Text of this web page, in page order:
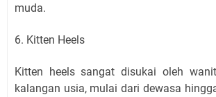
muda.
6. Kitten Heels
Kitten heels sangat disukai oleh
kalangan usia, mulai dari dewasa